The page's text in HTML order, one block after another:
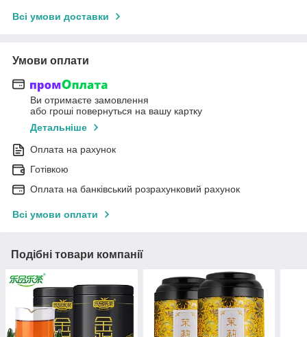
Всі умови доставки
Умови оплати
Ви отримаєте замовлення
або гроші повернуться на вашу картку
Детальніше
Оплата на рахунок
Готівкою
Оплата на банківський розрахунковий рахунок
Всі умови оплати
Подібні товари компанії